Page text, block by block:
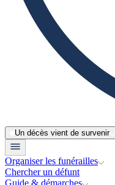
Un décès vient de survenir
Organiser les funérailles
Chercher un défunt
Guide & démarches